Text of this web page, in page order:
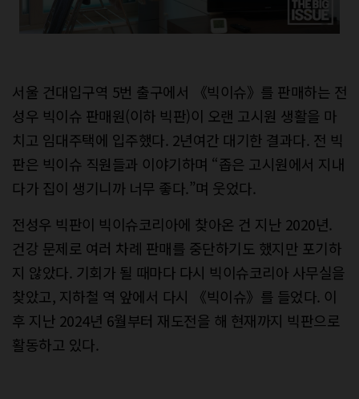
서울 건대입구역 5번 출구에서 《빅이슈》를 판매하는 전
성우 빅이슈 판매원(이하 빅판)이 오랜 고시원 생활을 마
치고 임대주택에 입주했다. 2년여간 대기한 결과다. 전 빅
판은 빅이슈 직원들과 이야기하며 “좁은 고시원에서 지내
다가 집이 생기니까 너무 좋다.”며 웃었다.
전성우 빅판이 빅이슈코리아에 찾아온 건 지난 2020년.
건강 문제로 여러 차례 판매를 중단하기도 했지만 포기하
지 않았다. 기회가 될 때마다 다시 빅이슈코리아 사무실을
찾았고, 지하철 역 앞에서 다시 《빅이슈》를 들었다. 이
후 지난 2024년 6월부터 재도전을 해 현재까지 빅판으로
활동하고 있다.